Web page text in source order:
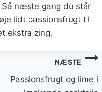
næste gang du står
lidt passionsfrugt til
ekstra zing.
NÆSTE
Passionsfrugt og lime i